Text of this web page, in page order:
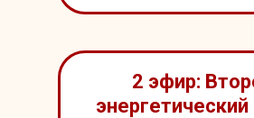
2 эфир: